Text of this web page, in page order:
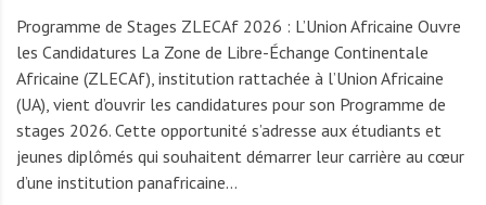
Programme de Stages ZLECAf 2026 : L’Union Africaine Ouvre
les Candidatures La Zone de Libre-Échange Continentale
Africaine (ZLECAf), institution rattachée à l’Union Africaine
(UA), vient d’ouvrir les candidatures pour son Programme de
stages 2026. Cette opportunité s’adresse aux étudiants et
jeunes diplômés qui souhaitent démarrer leur carrière au cœur
d’une institution panafricaine…